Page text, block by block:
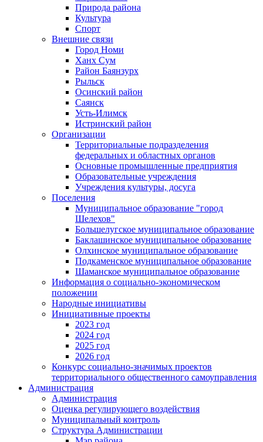
Природа района
Культура
Спорт
Внешние связи
Город Номи
Ханх Сум
Район Баянзурх
Рыльск
Осинский район
Саянск
Усть-Илимск
Истринский район
Организации
Территориальные подразделения
федеральных и областных органов
Основные промышленные предприятия
Образовательные учреждения
Учреждения культуры, досуга
Поселения
Муниципальное образование "город
Шелехов"
Большелугское муниципальное образование
Баклашинское муниципальное образование
Олхинское муниципальное образование
Подкаменское муниципальное образование
Шаманское муниципальное образование
Информация о социально-экономическом
положении
Народные инициативы
Инициативные проекты
2023 год
2024 год
2025 год
2026 год
Конкурс социально-значимых проектов
территориального общественного самоуправления
Администрация
Администрация
Оценка регулирующего воздействия
Муниципальный контроль
Структура Администрации